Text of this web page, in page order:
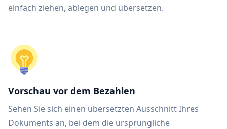
einfach ziehen, ablegen und übersetzen.
Vorschau vor dem Bezahlen
Sehen Sie sich einen übersetzten Ausschnitt Ihres
Dokuments an, bei dem die ursprüngliche